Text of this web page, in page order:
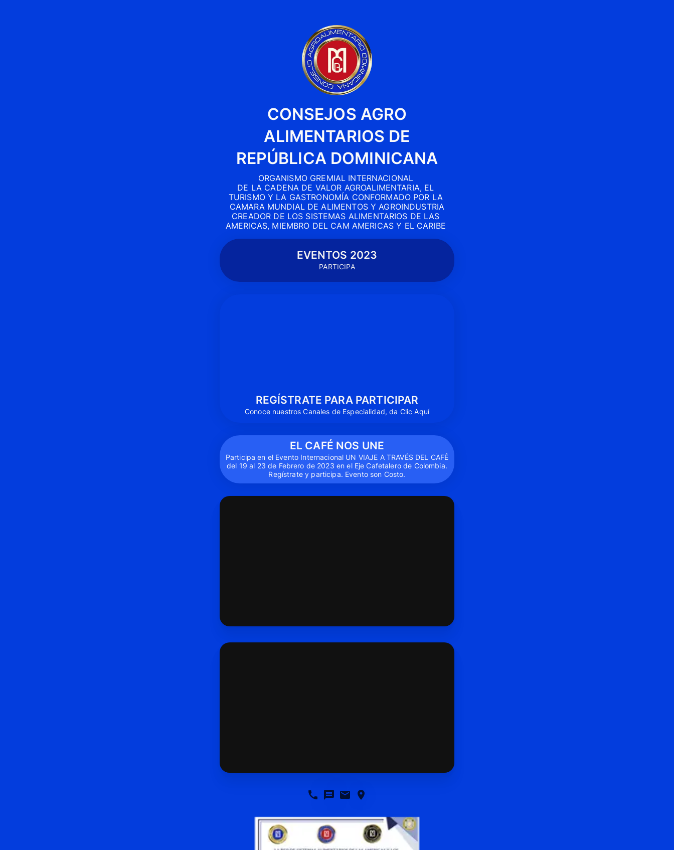
CONSEJOS AGRO
ALIMENTARIOS DE
REPÚBLICA DOMINICANA
ORGANISMO GREMIAL INTERNACIONAL
DE LA CADENA DE VALOR AGROALIMENTARIA, EL
TURISMO Y LA GASTRONOMÍA CONFORMADO POR LA
CAMARA MUNDIAL DE ALIMENTOS Y AGROINDUSTRIA
CREADOR DE LOS SISTEMAS ALIMENTARIOS DE LAS
AMERICAS, MIEMBRO DEL CAM AMERICAS Y EL CARIBE
EVENTOS 2023
PARTICIPA
REGÍSTRATE PARA PARTICIPAR
Conoce nuestros Canales de Especialidad, da Clic Aquí
EL CAFÉ NOS UNE
Participa en el Evento Internacional UN VIAJE A TRAVÉS DEL CAFÉ
del 19 al 23 de Febrero de 2023 en el Eje Cafetalero de Colombia.
Regístrate y participa. Evento son Costo.